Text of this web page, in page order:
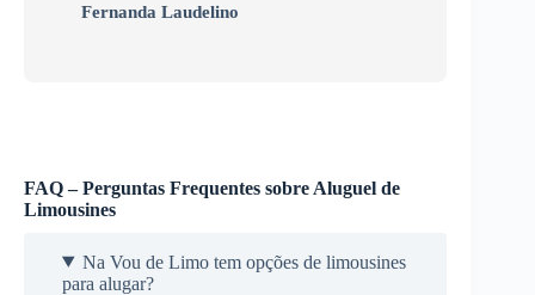
Fernanda Laudelino
FAQ – Perguntas Frequentes sobre Aluguel de
Limousines
Na Vou de Limo tem opções de limousines
para alugar?